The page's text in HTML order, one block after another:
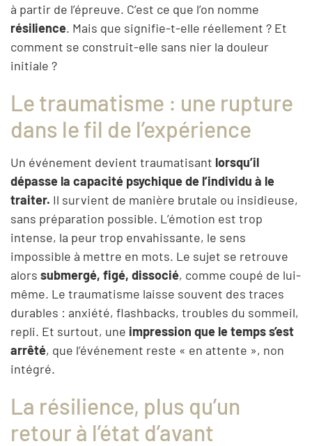
à partir de l’épreuve. C’est ce que l’on nomme
résilience. Mais que signifie-t-elle réellement ? Et
comment se construit-elle sans nier la douleur
initiale ?
Le traumatisme : une rupture
dans le fil de l’expérience
Un événement devient traumatisant lorsqu’il
dépasse la capacité psychique de l’individu à le
traiter. Il survient de manière brutale ou insidieuse,
sans préparation possible. L’émotion est trop
intense, la peur trop envahissante, le sens
impossible à mettre en mots. Le sujet se retrouve
alors submergé, figé, dissocié, comme coupé de lui-
même. Le traumatisme laisse souvent des traces
durables : anxiété, flashbacks, troubles du sommeil,
repli. Et surtout, une impression que le temps s’est
arrêté, que l’événement reste « en attente », non
intégré.
La résilience, plus qu’un
retour à l’état d’avant